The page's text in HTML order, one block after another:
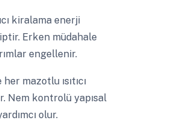
kiralama enerji
Erken müdahale
engellenir.
mazotlu ısıtıcı
Nem kontrolü yapısal
olur.